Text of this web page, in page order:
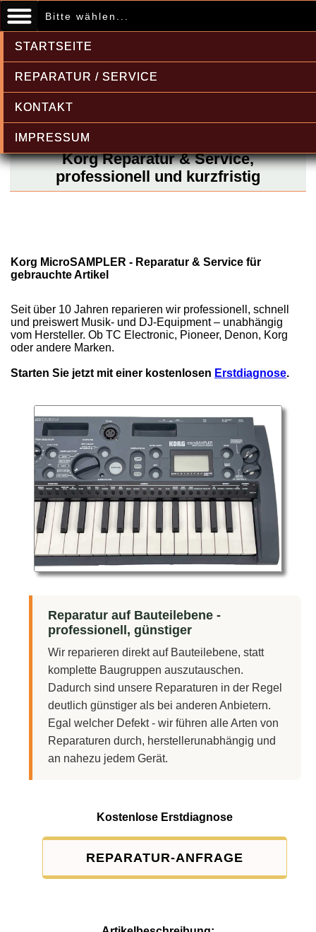
Bitte wählen...
STARTSEITE
REPARATUR / SERVICE
KONTAKT
IMPRESSUM
Korg Reparatur & Service,
professionell und kurzfristig
Korg MicroSAMPLER - Reparatur & Service für
gebrauchte Artikel
Seit über 10 Jahren reparieren wir professionell, schnell
und preiswert Musik- und DJ-Equipment – unabhängig
vom Hersteller. Ob TC Electronic, Pioneer, Denon, Korg
oder andere Marken.
Starten Sie jetzt mit einer kostenlosen Erstdiagnose.
Reparatur auf Bauteilebene -
professionell, günstiger
Wir reparieren direkt auf Bauteilebene, statt
komplette Baugruppen auszutauschen.
Dadurch sind unsere Reparaturen in der Regel
deutlich günstiger als bei anderen Anbietern.
Egal welcher Defekt - wir führen alle Arten von
Reparaturen durch, herstellerunabhängig und
an nahezu jedem Gerät.
Kostenlose Erstdiagnose
REPARATUR-ANFRAGE